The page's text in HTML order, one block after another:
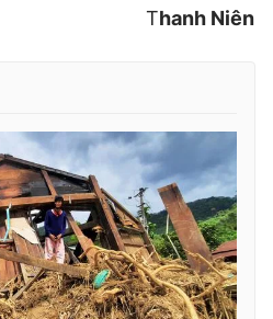
Thanh Niên